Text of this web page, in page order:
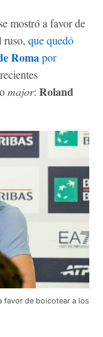
mostró a favor de
ruso, que quedó
Romapor
major: Roland
favor de boicotear a los